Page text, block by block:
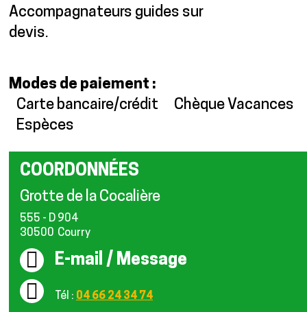
Accompagnateurs guides sur
devis.
Modes de paiement :
Carte bancaire/crédit
Chèque Vacances
Espèces
COORDONNÉES
Grotte de la Cocalière
555 - D 904
30500 Courry
E-mail / Message
Tél : 04 66 24 34 74